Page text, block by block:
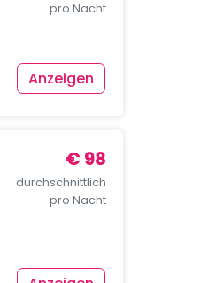
pro Nacht
Anzeigen
€ 98
durchschnittlich
pro Nacht